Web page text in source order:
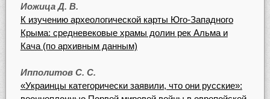
Иожица Д. В.
К изучению археологической карты Юго-Западного
Крыма: средневековые храмы долин рек Альма и
Кача (по архивным данным)
Ипполитов С. С.
«Украинцы категорически заявили, что они русские»: